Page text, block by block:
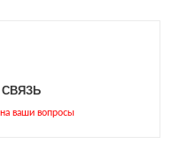
ваши вопросы